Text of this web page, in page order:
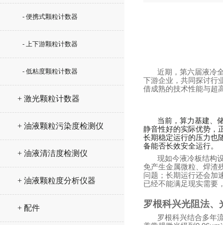
- 便携式颗粒计数器
- 上下游颗粒计数器
- 低粘度颗粒计数器
+ 激光颗粒计数器
+ 油液颗粒污染度检测仪
+ 油液清洁度检测仪
+ 油液颗粒度分析仪器
+ 配件
近期，第六届液冷
下游企业，共同探讨行
借成熟的技术性能与超
当前，算力基建、
静音性好的实际优势，
长期稳定运行的压力也
备能否长效安全运行。
现如今液冷板结构
免产生金属微粒、焊渣
问题；长期运行还会加
已经不能满足现实需要
罗根科兴光阻法、
罗根科兴结合多年